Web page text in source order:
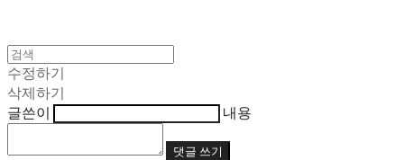
수정하기
삭제하기
글쓴이
내용
댓글 쓰기